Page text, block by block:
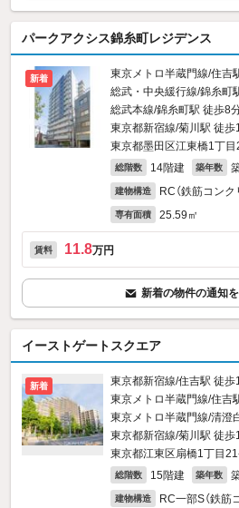
パークアクシス錦糸町レジデンス
新着
東京メトロ半蔵門線/住吉
総武・中央緩行線/錦糸町
総武本線/錦糸町駅 徒歩8
東京都新宿線/菊川駅 徒歩
東京都墨田区江東橋1丁目
総階数 14階建 築年数
建物構造 RC（鉄筋コンク
専有面積 25.59㎡
賃料 11.8万円
新着の物件の通知
イーストゲートスクエア
新着
東京都新宿線/住吉駅 徒歩
東京メトロ半蔵門線/住吉
東京メトロ半蔵門線/清澄
東京都新宿線/菊川駅 徒歩
東京都江東区扇橋1丁目
総階数 15階建 築年数
建物構造 RC一部S（鉄筋